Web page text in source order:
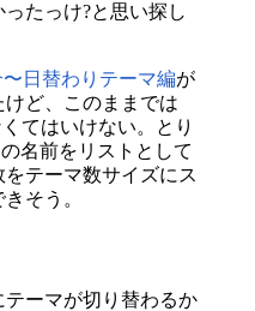
たっけ?と思い探し
〜日替わりテーマ編が
ど、このままでは
てはいけない。とり
名前をリストとして
テーマ数サイズにス
そう。
ーマが切り替わるか